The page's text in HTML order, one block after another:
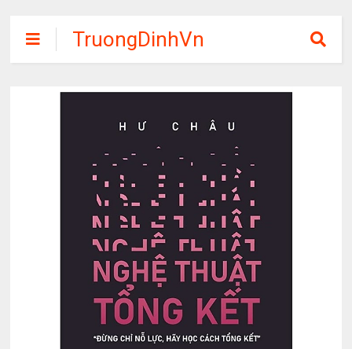
TruongDinhVn
Chia sẽ ebook,
các khóa học,
tập miễn phí